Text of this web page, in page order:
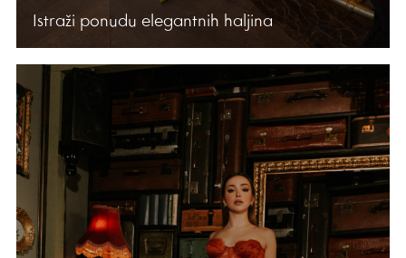
Istraži ponudu elegantnih haljina